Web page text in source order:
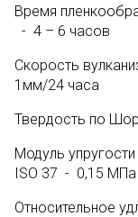
Время
- 4 – 6 часов
Скорость
1мм/24 часа
Твердость по
Модуль
ISO 37 - 0,15 МПа
Относительное